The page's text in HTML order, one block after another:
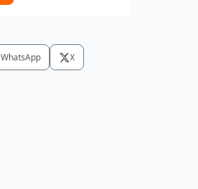
WhatsApp X